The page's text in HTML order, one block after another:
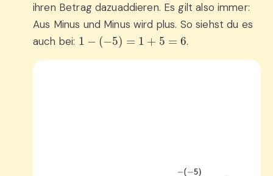
ihren Betrag dazuaddieren. Es gilt also immer:
Aus Minus und Minus wird plus. So siehst du es
auch bei: 1− 5 =1+ =6 .